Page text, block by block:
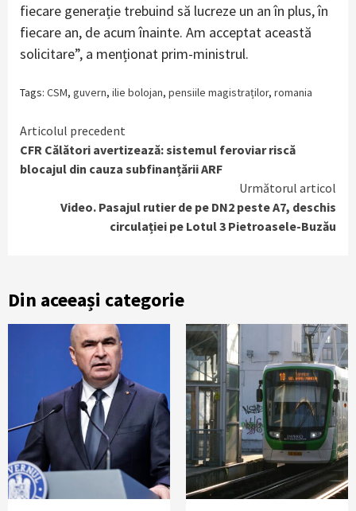
fiecare generație trebuind să lucreze un an în plus, în
fiecare an, de acum înainte. Am acceptat această
solicitare”, a menționat prim-ministrul.
Tags: CSM, guvern, ilie bolojan, pensiile magistraților, romania
Continue
Reading
Articolul precedent
CFR Călători avertizează: sistemul feroviar riscă
blocajul din cauza subfinanțării ARF
Următorul articol
Video. Pasajul rutier de pe DN2 peste A7, deschis
circulației pe Lotul 3 Pietroasele-Buzău
Din aceeași categorie